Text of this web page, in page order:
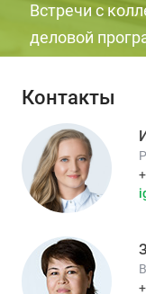
Встречи с
деловой
Контакты